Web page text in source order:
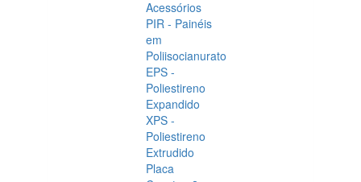
Acessórios
PIR - Painéis
em
Poliisocianurato
EPS -
Poliestireno
Expandido
XPS -
Poliestireno
Extrudido
Placa